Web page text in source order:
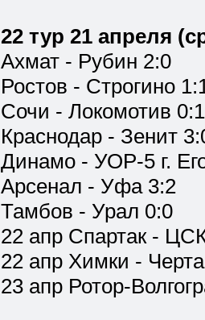
22 тур 21 апреля
Ахмат - Рубин 2:0
Ростов - Строгино
Сочи - Локомотив 0:1
Краснодар - Зенит
Динамо - УОР-5 г.
Арсенал - Уфа 3:2
Тамбов - Урал 0:0
22 апр Спартак -
22 апр Химки -
23 апр Ротор-